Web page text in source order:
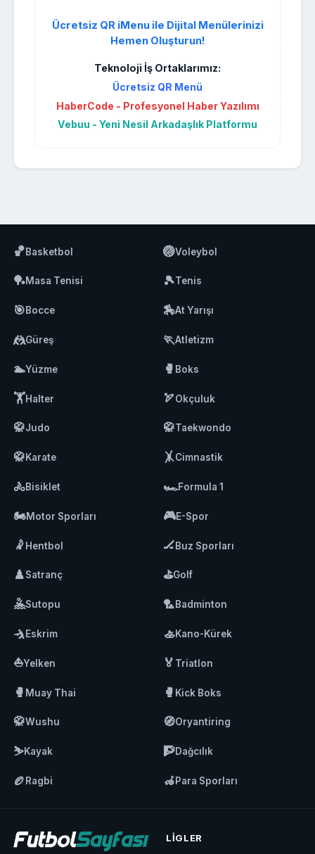
Ücretsiz QR iMenu ile Dijital Menülerinizi
Hemen Oluşturun!
Teknoloji İş Ortaklarımız:
Ücretsiz QR Menü
HaberCode - Profesyonel Haber Yazılımı
Vebuu - Yeni Nesil Arkadaşlık Platformu
🏀Basketbol 🏐Voleybol
🏓Masa Tenisi 🎾Tenis
🎯Bocce 🏇At Yarışı
🤼Güreş 🏃Atletizm
🏊Yüzme 🥊 Boks
🏋️Halter 🏹Okçuluk
🥋Judo 🥋Taekwondo
🥋Karate 🤸Cimnastik
🚴Bisiklet 🏎️Formula 1
🏍️Motor Sporları 🎮E-Spor
🤾 Hentbol 🏒Buz Sporları
♟️Satranç ⛳Golf
🤽Sutopu 🏸Badminton
🤺Eskrim 🚣Kano-Kürek
⛵Yelken 🏅 Triatlon
🥊 Muay Thai 🥊 Kick Boks
🥋Wushu 🧭Oryantiring
⛷️Kayak 🧗Dağcılık
🏉 Ragbi 🦽Para Sporları
LIGLER